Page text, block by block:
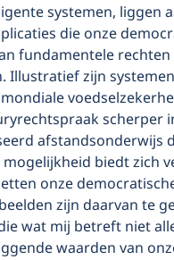
systemen, liggen
die onze
fundamentele
Illustratief zijn
scherper
afstandsonderwijs
biedt zich
onze
zijn daarvan te
wat mij betreft niet
waarden van